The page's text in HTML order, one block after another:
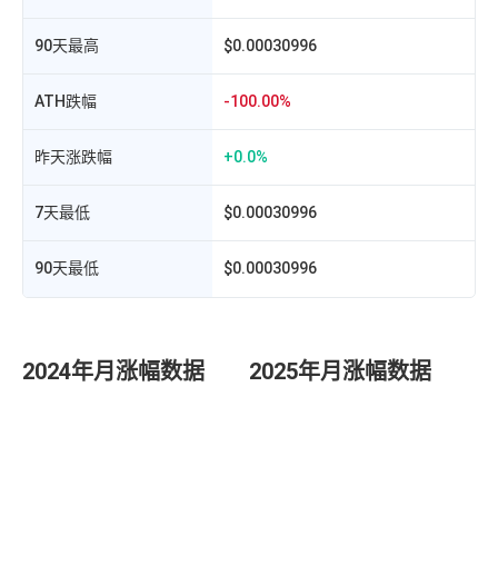
90天最高 $0.00030996
ATH跌幅 -100.00%
昨天涨跌幅 +0.0%
7天最低 $0.00030996
90天最低 $0.00030996
2024年月涨幅数据 2025年月涨幅数据